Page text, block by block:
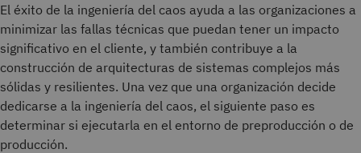
El éxito de la ingeniería del caos ayuda a las organizaciones a
minimizar las fallas técnicas que puedan tener un impacto
significativo en el cliente, y también contribuye a la
construcción de arquitecturas de sistemas complejos más
sólidas y resilientes. Una vez que una organización decide
dedicarse a la ingeniería del caos, el siguiente paso es
determinar si ejecutarla en el entorno de preproducción o de
producción.